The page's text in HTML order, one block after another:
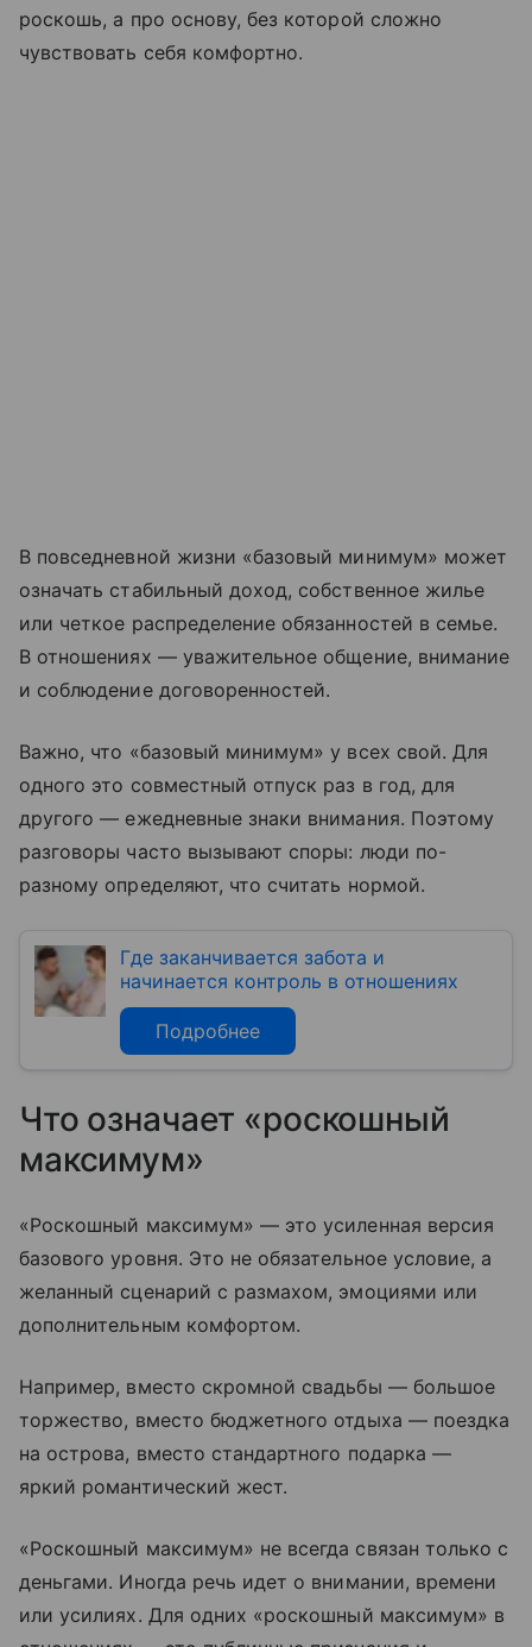
роскошь, а про основу, без которой сложно
чувствовать себя комфортно.
В повседневной жизни «базовый минимум» может
означать стабильный доход, собственное жилье
или четкое распределение обязанностей в семье.
В отношениях — уважительное общение, внимание
и соблюдение договоренностей.
Важно, что «базовый минимум» у всех свой. Для
одного это совместный отпуск раз в год, для
другого — ежедневные знаки внимания. Поэтому
разговоры часто вызывают споры: люди по-
разному определяют, что считать нормой.
Где заканчивается забота и
начинается контроль в отношениях
Подробнее
Что означает «роскошный
максимум»
«Роскошный максимум» — это усиленная версия
базового уровня. Это не обязательное условие, а
желанный сценарий с размахом, эмоциями или
дополнительным комфортом.
Например, вместо скромной свадьбы — большое
торжество, вместо бюджетного отдыха — поездка
на острова, вместо стандартного подарка —
яркий романтический жест.
«Роскошный максимум» не всегда связан только с
деньгами. Иногда речь идет о внимании, времени
или усилиях. Для одних «роскошный максимум» в